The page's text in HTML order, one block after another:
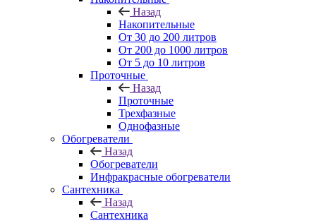
Назад
Накопительные
От 30 до 200 литров
От 200 до 1000 литров
От 5 до 10 литров
Проточные
Назад
Проточные
Трехфазные
Однофазные
Обогреватели
Назад
Обогреватели
Инфракрасные обогреватели
Сантехника
Назад
Сантехника